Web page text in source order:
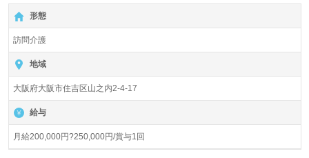
しています。勤務時間は9:00?18:00で、月給は200,000円
から250,000円と、安定した収入を得ることができます。
また、賞与が年1回支給されるため、頑張りがしっかりと
評価される職場です。
この事業所では、幅広い年代層の職員が活躍しており、さ
まざまな経験を持つ仲間と共に成長できます。初任者研修
以上の資格を持つ方を歓迎し、訪問介護の経験がなくても
先輩職員からの手厚いサポートもあり、介護技術や知識を
高める機会が豊富です。地域の高齢者に貢献したい方や、
形態
訪問介護
地域
大阪府大阪市住吉区山之内2-4-17
給与
月給200,000円?250,000円/賞与1回